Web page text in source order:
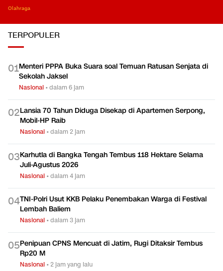
Olahraga
TERPOPULER
01Menteri PPPA Buka Suara soal Temuan Ratusan Senjata di
Sekolah Jaksel
Nasional •dalam 6 jam
02Lansia 70 Tahun Diduga Disekap di Apartemen Serpong,
Mobil-HP Raib
Nasional •dalam 2 jam
03Karhutla di Bangka Tengah Tembus 118 Hektare Selama
Juli-Agustus 2026
Nasional •dalam 4 jam
04TNI-Polri Usut KKB Pelaku Penembakan Warga di Festival
Lembah Baliem
Nasional •dalam 3 jam
05Penipuan CPNS Mencuat di Jatim, Rugi Ditaksir Tembus
Rp20 M
Nasional •2 jam yang lalu